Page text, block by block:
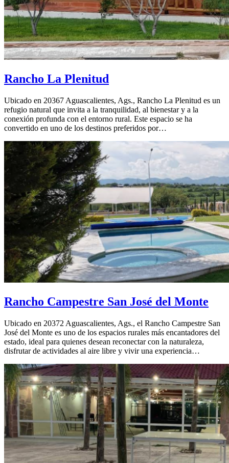
Rancho La Plenitud
Ubicado en 20367 Aguascalientes, Ags., Rancho La Plenitud es un
refugio natural que invita a la tranquilidad, al bienestar y a la
conexión profunda con el entorno rural. Este espacio se ha
convertido en uno de los destinos preferidos por…
Rancho Campestre San José del Monte
Ubicado en 20372 Aguascalientes, Ags., el Rancho Campestre San
José del Monte es uno de los espacios rurales más encantadores del
estado, ideal para quienes desean reconectar con la naturaleza,
disfrutar de actividades al aire libre y vivir una experiencia…